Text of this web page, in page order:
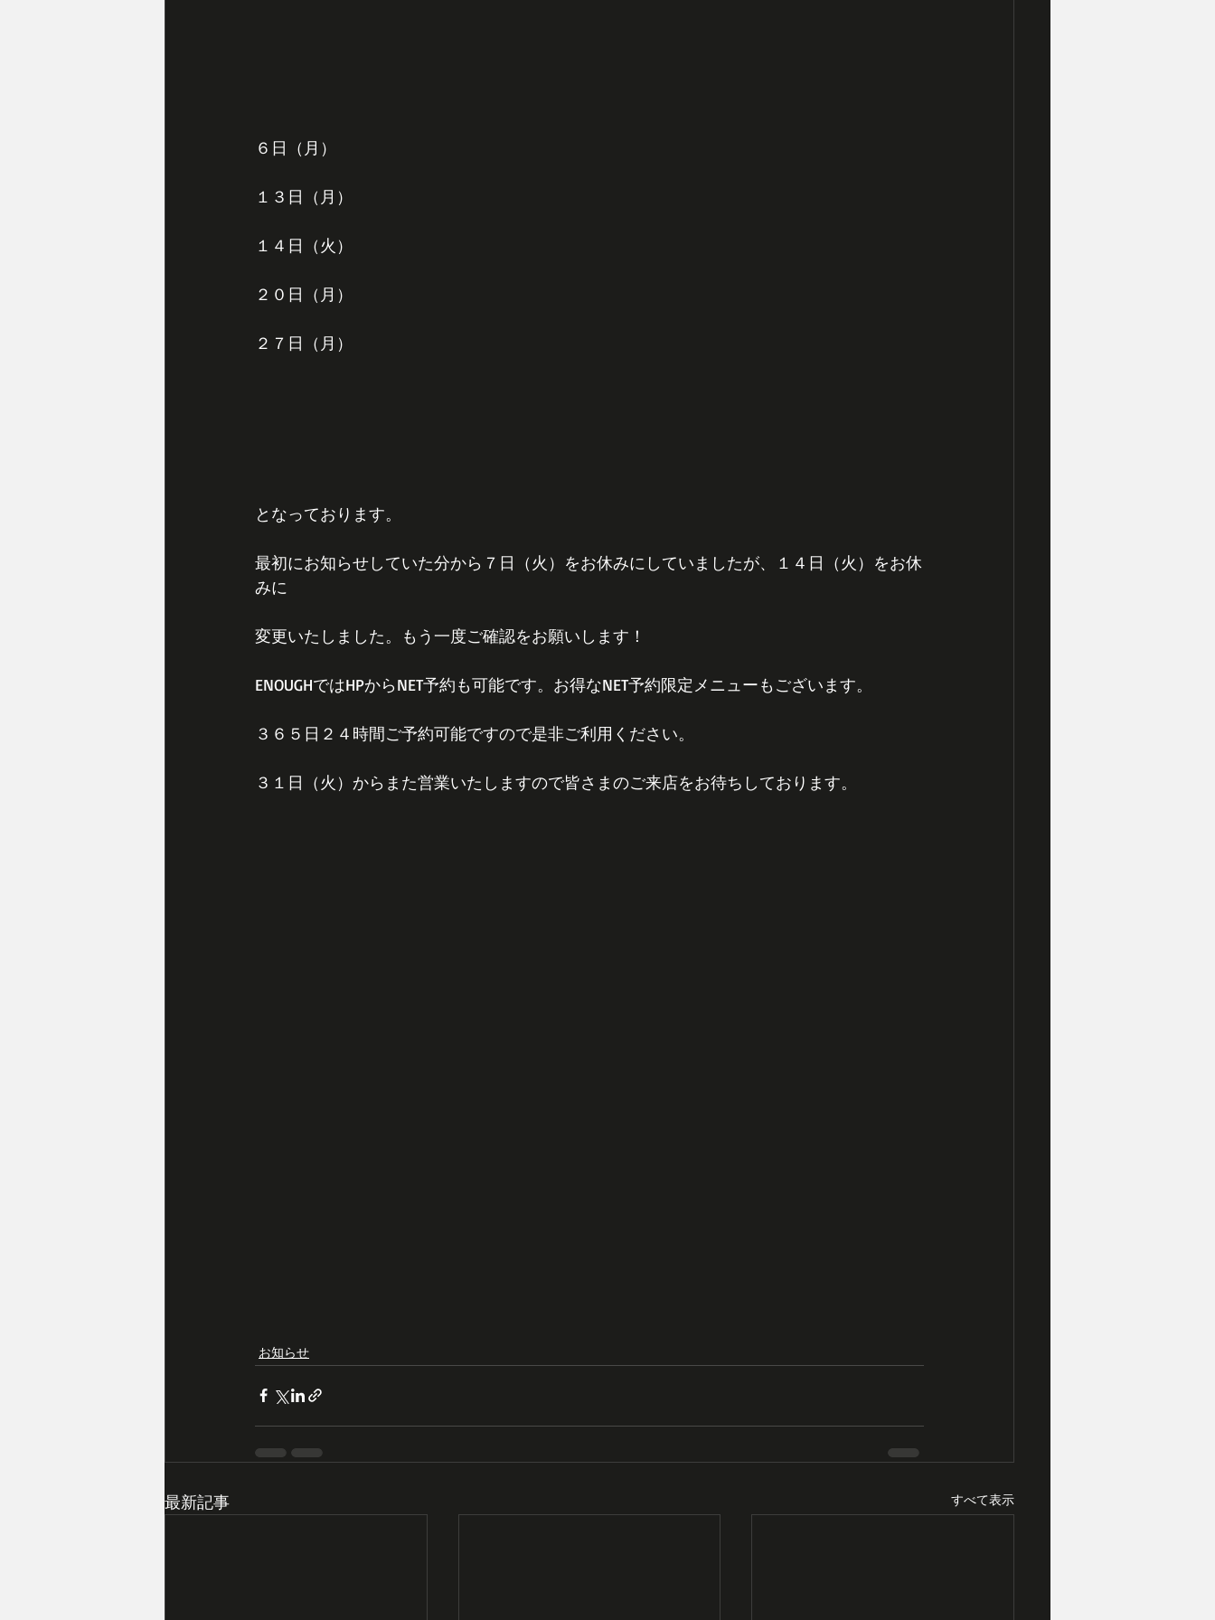
６日（月）
１３日（月）
１４日（火）
２０日（月）
２７日（月）
となっております。
最初にお知らせしていた分から７日（火）をお休みにしていましたが、１４日（火）をお休
みに
変更いたしました。もう一度ご確認をお願いします！
ENOUGHではHPからNET予約も可能です。お得なNET予約限定メニューもございます。
３６５日２４時間ご予約可能ですので是非ご利用ください。
３１日（火）からまた営業いたしますので皆さまのご来店をお待ちしております。
お知らせ
最新記事 すべて表示